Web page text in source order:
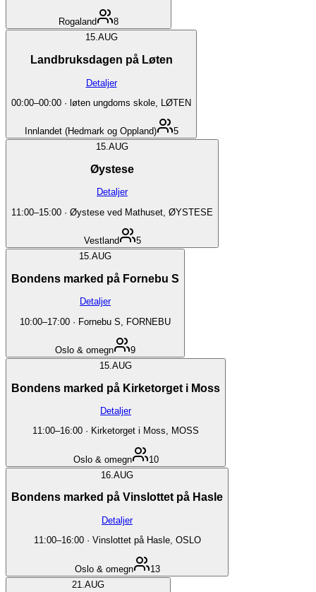
Rogaland
8
15.AUG
Landbruksdagen på Løten
Detaljer
00:00–00:00 · løten ungdoms skole, LØTEN
Innlandet (Hedmark og Oppland)
5
15.AUG
Øystese
Detaljer
11:00–15:00 · Øystese ved Mathuset, ØYSTESE
Vestland
5
15.AUG
Bondens marked på Fornebu S
Detaljer
10:00–17:00 · Fornebu S, FORNEBU
Oslo & omegn
9
15. AUG
Bondens marked på Kirketorget i Moss
Detaljer
11:00–16:00 · Kirketorget i Moss, MOSS
Oslo & omegn
10
16. AUG
Bondens marked på Vinslottet på Hasle
Detaljer
11:00–16:00· Vinslottet på Hasle, OSLO
Oslo & omegn
13
21. AUG